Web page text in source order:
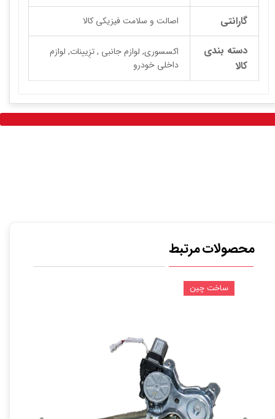
گارانتی اصالت و سلامت فیزیکی کالا
دسته بندی
کالا
اکسسوری, لوازم جانبی , تزِیینات, لوازم
داخلی خودرو
محصولات مرتبط
ساخت چین